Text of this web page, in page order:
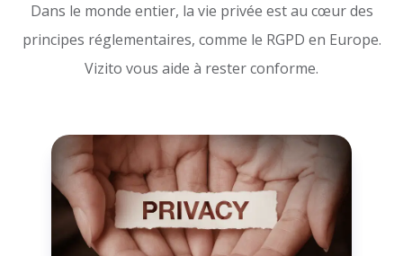
Dans le monde entier, la vie privée est au cœur des
principes réglementaires, comme le RGPD en Europe.
Vizito vous aide à rester conforme.